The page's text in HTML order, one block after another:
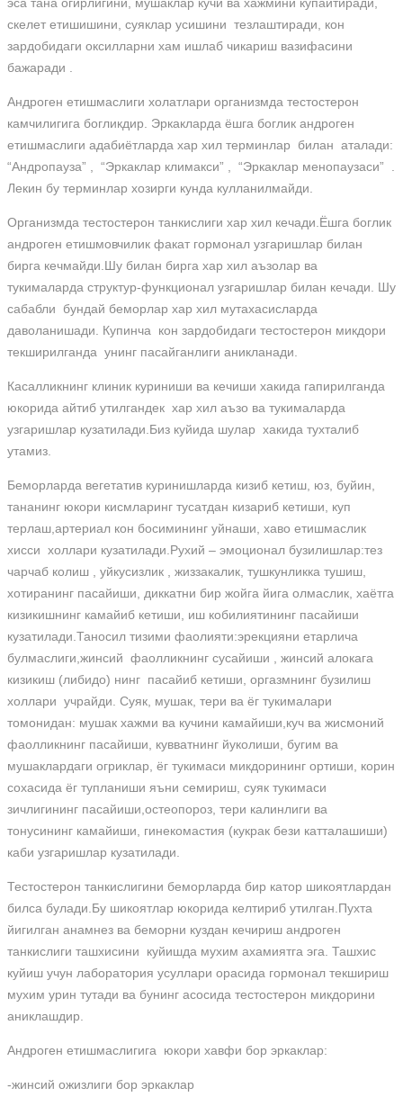
скелет етишишини, суяклар усишини тезлаштиради, кон
зардобидаги оксилларни хам ишлаб чикариш вазифасини
бажаради .
Андроген етишмаслиги холатлари организмда тестостерон
камчилигига богликдир. Эркакларда ёшга боглик андроген
етишмаслиги адабиётларда хар хил терминлар билан аталади:
“Андропауза” , “Эркаклар климакси” , “Эркаклар менопаузаси” .
Лекин бу терминлар хозирги кунда кулланилмайди.
Организмда тестостерон танкислиги хар хил кечади.Ёшга боглик
андроген етишмовчилик факат гормонал узгаришлар билан
бирга кечмайди.Шу билан бирга хар хил аъзолар ва
тукималарда структур-функционал узгаришлар билан кечади. Шу
сабабли бундай беморлар хар хил мутахасисларда
даволанишади. Купинча кон зардобидаги тестостерон микдори
текширилганда унинг пасайганлиги аникланади.
Касалликнинг клиник куриниши ва кечиши хакида гапирилганда
юкорида айтиб утилгандек хар хил аъзо ва тукималарда
узгаришлар кузатилади.Биз куйида шулар хакида тухталиб
утамиз.
Беморларда вегетатив куринишларда кизиб кетиш, юз, буйин,
тананинг юкори кисмларинг тусатдан кизариб кетиши, куп
терлаш,артериал кон босимининг уйнаши, хаво етишмаслик
хисси холлари кузатилади.Рухий – эмоционал бузилишлар:тез
чарчаб колиш , уйкусизлик , жиззакалик, тушкунликка тушиш,
хотиранинг пасайиши, диккатни бир жойга йига олмаслик, хаётга
кизикишнинг камайиб кетиши, иш кобилиятининг пасайиши
кузатилади.Таносил тизими фаолияти:эрекцияни етарлича
булмаслиги,жинсий фаолликнинг сусайиши , жинсий алокага
кизикиш (либидо) нинг пасайиб кетиши, оргазмнинг бузилиш
холлари учрайди. Суяк, мушак, тери ва ёг тукималари
томонидан: мушак хажми ва кучини камайиши,куч ва жисмоний
фаолликнинг пасайиши, кувватнинг йуколиши, бугим ва
мушаклардаги огриклар, ёг тукимаси микдорининг ортиши, корин
сохасида ёг тупланиши яъни семириш, суяк тукимаси
зичлигининг пасайиши,остеопороз, тери калинлиги ва
тонусининг камайиши, гинекомастия (кукрак бези катталашиши)
каби узгаришлар кузатилади.
Тестостерон танкислигини беморларда бир катор шикоятлардан
билса булади.Бу шикоятлар юкорида келтириб утилган.Пухта
йигилган анамнез ва беморни куздан кечириш андроген
танкислиги ташхисини куйишда мухим ахамиятга эга. Ташхис
куйиш учун лаборатория усуллари орасида гормонал текшириш
мухим урин тутади ва бунинг асосида тестостерон микдорини
аниклашдир.
Андроген етишмаслигига юкори хавфи бор эркаклар:
-жинсий ожизлиги бор эркаклар